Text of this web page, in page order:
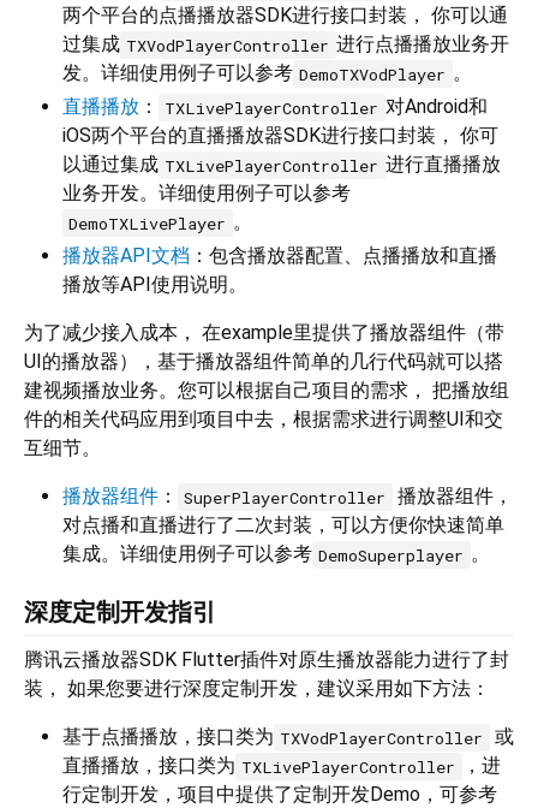
两个平台的点播播放器SDK进行接口封装， 你可以通
过集成 TXVodPlayerController 进行点播播放业务开
发。详细使用例子可以参考 DemoTXVodPlayer 。
直播播放 ： TXLivePlayerController 对Android和
iOS两个平台的直播播放器SDK进行接口封装， 你可
以通过集成 TXLivePlayerController 进行直播播放
业务开发。详细使用例子可以参考
DemoTXLivePlayer 。
播放器API文档 ：包含播放器配置、点播播放和直播
播放等API使用说明。
为了减少接入成本， 在example里提供了播放器组件（带
UI的播放器），基于播放器组件简单的几行代码就可以搭
建视频播放业务。您可以根据自己项目的需求， 把播放组
件的相关代码应用到项目中去，根据需求进行调整UI和交
互细节。
播放器组件 ： SuperPlayerController
播放器组件，
对点播和直播进行了二次封装，可以方便你快速简单
集成。详细使用例子可以参考 DemoSuperplayer 。
深度定制开发指引
腾讯云播放器SDK Flutter插件对原生播放器能力进行了封
装， 如果您要进行深度定制开发，建议采用如下方法：
基于点播播放，接口类为 TXVodPlayerController
或
直播播放，接口类为 TXLivePlayerController
，进
行定制开发，项目中提供了定制开发Demo，可参考